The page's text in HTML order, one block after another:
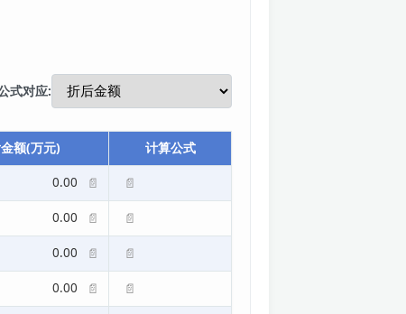
式对应:
额(万元) 计算公式
0.00 📄 📄
0.00 📄 📄
0.00 📄 📄
0.00 📄 📄